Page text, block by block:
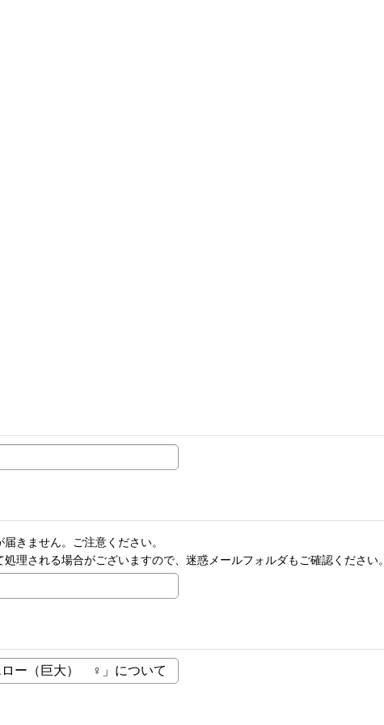
きません。ご注意ください。
理される場合がございますので、迷惑メールフォルダもご確認ください。